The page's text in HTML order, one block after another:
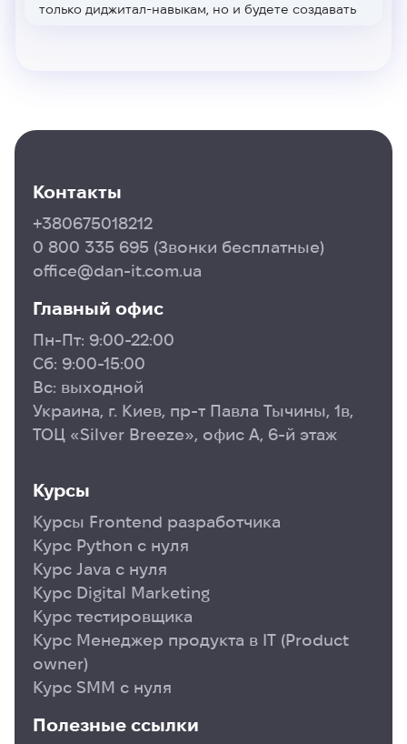
только диджитал-навыкам, но и будете создавать
агентстве. А, возможно, вы уйдете в сферу
фриланса.
Этот курсdigital маркетингдля вас, если вы хотите
быть диджитал-специалистом, иметь понимание о
учиться по передовым методикам в сфере
онлайн, вы сможете сдать сертификацию от
Google Ads и Google Analytics.
Контакты
+380675018212
0 800 335 695 (Звонки бесплатные)
office@dan-it.com.ua
Главный офис
Пн-Пт: 9:00-22:00
Сб: 9:00-15:00
Вс: выходной
Украина, г. Киев, пр-т Павла Тычины, 1в,
ТОЦ «Silver Breeze», офис А, 6-й этаж
Курсы
Курсы Frontend разработчика
Курс Python с нуля
Курс Java с нуля
Курс Digital Marketing
Курс тестировщика
Курс Менеджер продукта в ІТ (Product
owner)
Курс SMM с нуля
Полезные ссылки